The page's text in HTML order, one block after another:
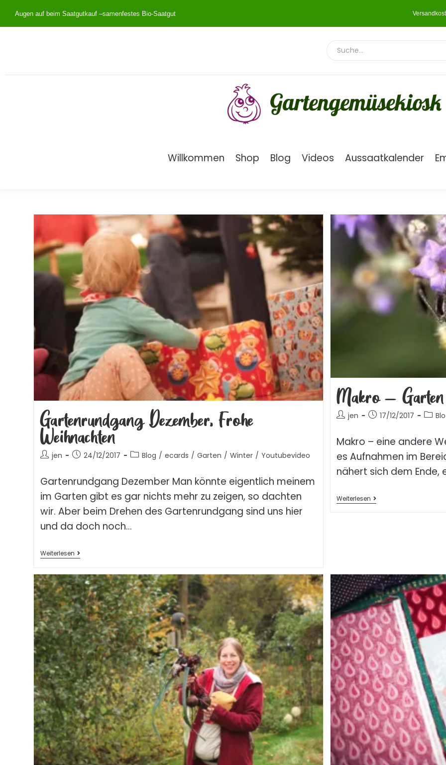
Augen auf beim Saatgutkauf –samenfestes Bio-Saatgut
Willkommen Shop Blog Videos Aussaatkalender
Gartenrundgang Dezember, Frohe
Weihnachten
jen 24/12/2017 Blog / ecards / Garten / Winter / Youtubevideo
Gartenrundgang Dezember Man könnte eigentlich meinem
im Garten gibt es gar nichts mehr zu zeigen, so dachten
wir. Aber beim Drehen des Gartenrundgang sind uns hier
und da doch noch…
Weiterlesen
Makro –
jen 17/12/2017
Makro – eine andere
es Aufnahmen im
nähert sich dem Ende,
Weiterlesen